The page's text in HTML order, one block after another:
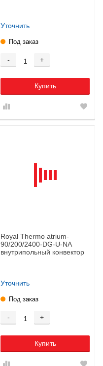
Уточнить
Под заказ
- +
Купить
Royal Thermo atrium-
90/200/2400-DG-U-NA
внутрипольный конвектор
Уточнить
Под заказ
- +
Купить